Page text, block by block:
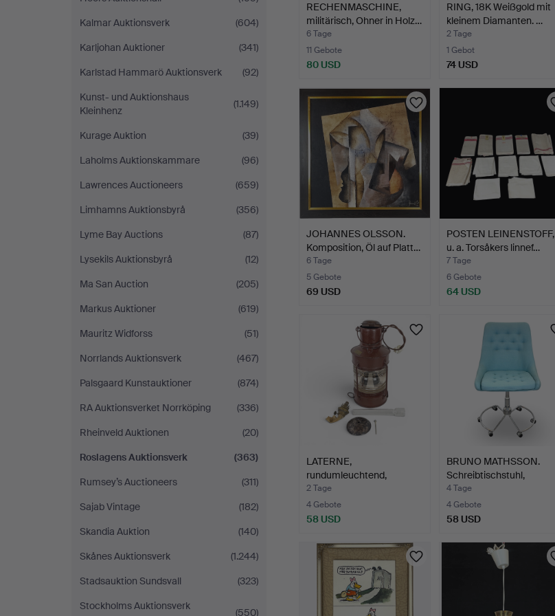
Kalmar Auktionsverk
(604)
Karljohan Auktioner
(341)
Karlstad Hammarö Auktionsverk
(92)
Kunst- und Auktionshaus
Kleinhenz
(1.149)
Kurage Auktion
(39)
Laholms Auktionskammare
(96)
Lawrences Auctioneers
(659)
Limhamns Auktionsbyrå
(356)
Lyme Bay Auctions
(87)
Lysekils Auktionsbyrå
(12)
Ma San Auction
(205)
Markus Auktioner
(619)
Mauritz Widforss
(51)
Norrlands Auktionsverk
(467)
Palsgaard Kunstauktioner
(874)
RA Auktionsverket Norrköping
(336)
Rheinveld Auktionen
(20)
Roslagens Auktionsverk
(363)
Rumsey’s Auctioneers
(311)
Sajab Vintage
(182)
Skandia Auktion
(140)
Skånes Auktionsverk
(1.244)
Stadsauktion Sundsvall
(323)
Stockholms Auktionsverk
(550)
RECHENMASCHINE,
militärisch, Ohner in Holz…
6 Tage
11 Gebote
80 USD
RING, 18K Weißgold mit
kleinem Diamanten. …
2 Tage
1 Gebot
74 USD
JOHANNES OLSSON.
Komposition, Öl auf Platt…
6 Tage
5 Gebote
69 USD
POSTEN LEINENSTOFF,
u. a. Torsåkers linnef…
7 Tage
6 Gebote
64 USD
LATERNE,
rundumleuchtend,
Göteborg, 20. Ja…
2 Tage
4 Gebote
58 USD
BRUNO MATHSSON.
Schreibtischstuhl,
Stahl/T…
4 Tage
4 Gebote
58 USD